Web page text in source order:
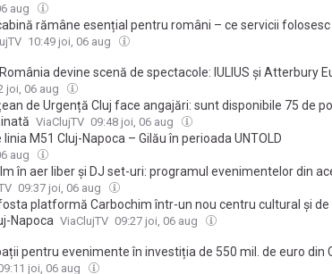
aug
rămâne esențial pentru români – ce servicii folosesc
10:49 joi, 06 aug
devine scenă de spectacole: IULIUS şi Atterbury
în proiectul de 550 mil. euro RIVUS, primul centru de
proiect imobiliar din ţară şi primul cinema în aer liber
joi, 06 aug
de Urgență Cluj face angajări: sunt disponibile 75 de
ViaClujTV 09:48 joi, 06 aug
M51 Cluj-Napoca – Gilău în perioada UNTOLD
aug
în aer liber și DJ set-uri: programul evenimentelor din
09:37 joi, 06 aug
platformă Carbochim într-un nou centru cultural și de
Napoca ViaClujTV 09:27 joi, 06 aug
pentru evenimente în investiția de 550 mil. de euro din
joi, 06 aug